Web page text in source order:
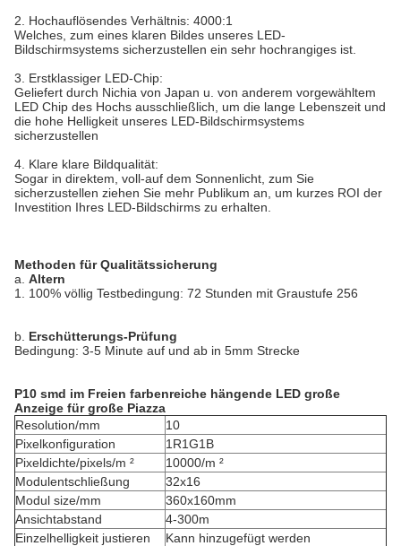
2. Hochauflösendes Verhältnis: 4000:1
Welches, zum eines klaren Bildes unseres LED-
Bildschirmsystems sicherzustellen ein sehr hochrangiges ist.
3. Erstklassiger LED-Chip:
Geliefert durch Nichia von Japan u. von anderem vorgewähltem
LED Chip des Hochs ausschließlich, um die lange Lebenszeit und
die hohe Helligkeit unseres LED-Bildschirmsystems
sicherzustellen
4. Klare klare Bildqualität:
Sogar in direktem, voll-auf dem Sonnenlicht, zum Sie
sicherzustellen ziehen Sie mehr Publikum an, um kurzes ROI der
Investition Ihres LED-Bildschirms zu erhalten.
Methoden für Qualitätssicherung
a. Altern
1. 100% völlig Testbedingung: 72 Stunden mit Graustufe 256
b. Erschütterungs-Prüfung
Bedingung: 3-5 Minute auf und ab in 5mm Strecke
P10 smd im Freien farbenreiche hängende LED große
Anzeige für große Piazza
Resolution/mm
10
Pixelkonfiguration
1R1G1B
Pixeldichte/pixels/m ²
10000/m ²
Modulentschließung
32x16
Modul size/mm
360x160mm
Ansichtabstand
4-300m
Einzelhelligkeit justieren
Kann hinzugefügt werden